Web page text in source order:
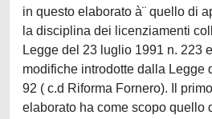
in questo elaborato à¨ quello di
la disciplina dei licenziamenti
Legge del 23 luglio 1991 n. 223
modifiche introdotte dalla Legge
92 ( c.d Riforma Fornero). Il
elaborato ha come scopo quello